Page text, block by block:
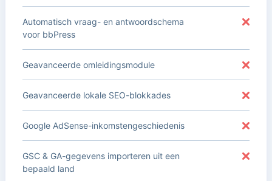
Automatisch vraag- en antwoordschema
voor bbPress
Geavanceerde omleidingsmodule
Geavanceerde lokale SEO-blokkades
Google AdSense-inkomstengeschiedenis
GSC & GA-gegevens importeren uit een
bepaald land